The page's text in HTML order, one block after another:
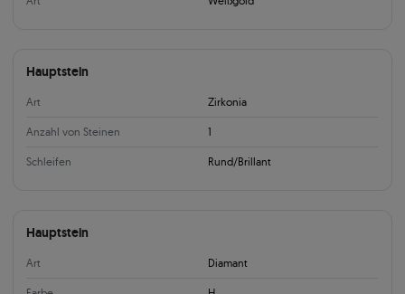
Hauptstein
Art Zirkonia
Anzahl von Steinen 1
Schleifen Rund/Brillant
Hauptstein
Art Diamant